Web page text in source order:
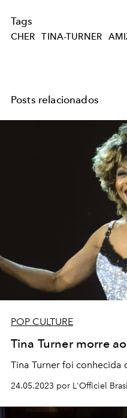
Tags
CHER TINA-TURNER
Posts relacionados
POP CULTURE
Tina Turner morre
Tina Turner foi conhecida
24.05.2023 por L'Officiel Brasil